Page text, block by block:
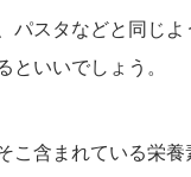
パスタなどと同じ
いいでしょう。
こ含まれている栄養